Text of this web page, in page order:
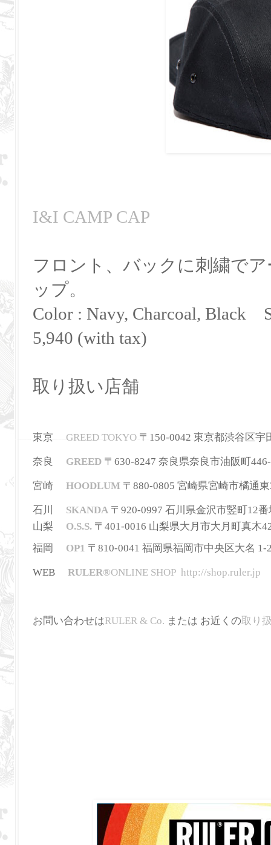
I&I CAMP CAP
フロント、バックに刺繍で
ップ。
Color : Navy, Charcoal, Black
5,940 (with tax)
取り扱い店舗
東京 GREED TOKYO 〒150-0042 東京都渋谷区宇
奈良 GREED 〒630-8247 奈良県奈良市油阪町
宮崎 HOODLUM 〒880-0805 宮崎県宮崎市橘通
石川 SKANDA 〒920-0997 石川県金沢市竪町12
山梨 O.S.S. 〒401-0016 山梨県大月市大月町真木
福岡 OP1 〒810-0041 福岡県福岡市中央区大名
WEB RULER®ONLINE SHOP http://shop.ruler.jp
お問い合わせはRULER & Co. または お近くの取り